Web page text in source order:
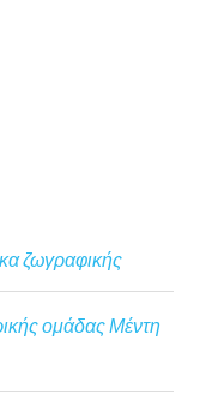
ζωγραφικής
ομάδας Μέντη